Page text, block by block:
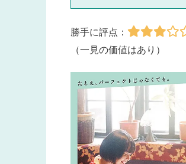
勝手に評点：
（一見の価値はあり）